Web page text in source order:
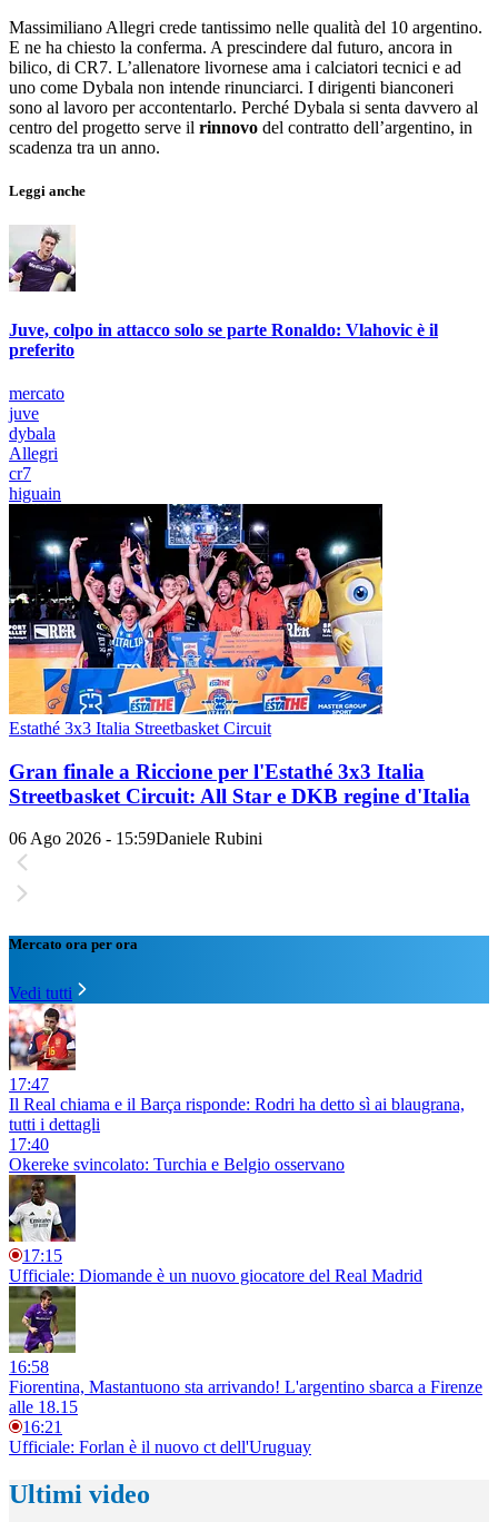
Massimiliano Allegri crede tantissimo nelle qualità del 10 argentino.
E ne ha chiesto la conferma. A prescindere dal futuro, ancora in
bilico, di CR7. L’allenatore livornese ama i calciatori tecnici e ad
uno come Dybala non intende rinunciarci. I dirigenti bianconeri
sono al lavoro per accontentarlo. Perché Dybala si senta davvero al
centro del progetto serve il rinnovo del contratto dell’argentino, in
scadenza tra un anno.
Leggi anche
Juve, colpo in attacco solo se parte Ronaldo: Vlahovic è il
preferito
mercato
juve
dybala
Allegri
cr7
higuain
Estathé 3x3 Italia Streetbasket Circuit
Gran finale a Riccione per l'Estathé 3x3 Italia
Streetbasket Circuit: All Star e DKB regine d'Italia
06 Ago 2026 - 15:59Daniele Rubini
Mercato ora per ora
Vedi tutti
17:47
Il Real chiama e il Barça risponde: Rodri ha detto sì ai blaugrana,
tutti i dettagli
17:40
Okereke svincolato: Turchia e Belgio osservano
17:15
Ufficiale: Diomande è un nuovo giocatore del Real Madrid
16:58
Fiorentina, Mastantuono sta arrivando! L'argentino sbarca a Firenze
alle 18.15
16:21
Ufficiale: Forlan è il nuovo ct dell'Uruguay
Ultimi video